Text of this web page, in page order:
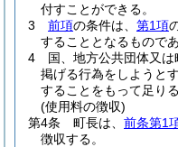
付すことができる。
3
前項の条件は、 第1項
することとなるもので
4
国、地方公共団体又
掲げる行為をしようと
することをもって足りる
(使用料の徴収)
第4条
町長は、 前条第1
徴収する。